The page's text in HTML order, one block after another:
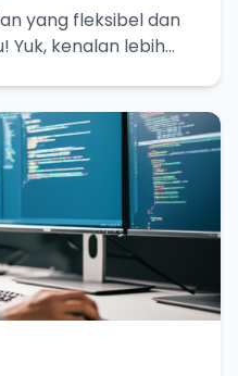
yang fleksibel dan
Yuk, kenalan lebih